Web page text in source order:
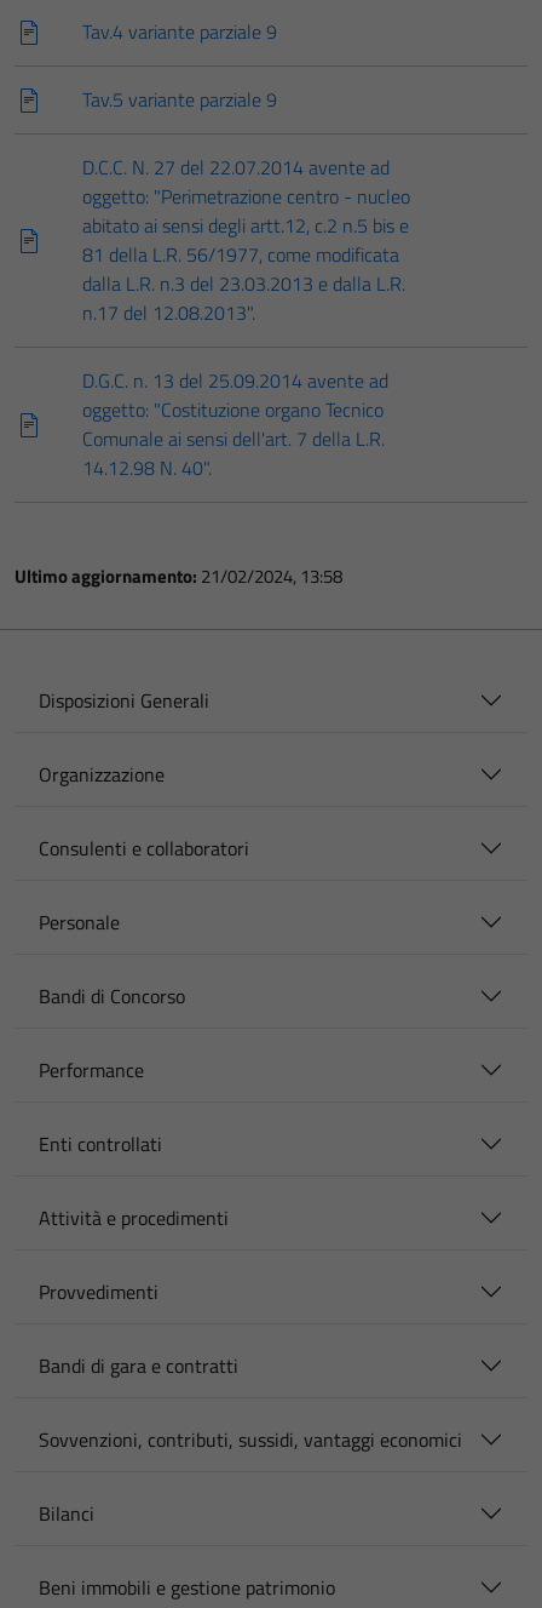
Tav.4 variante parziale 9
Tav.5 variante parziale 9
D.C.C. N. 27 del 22.07.2014 avente ad
oggetto: "Perimetrazione centro - nucleo
abitato ai sensi degli artt.12, c.2 n.5 bis e
81 della L.R. 56/1977, come modificata
dalla L.R. n.3 del 23.03.2013 e dalla L.R.
n.17 del 12.08.2013".
D.G.C. n. 13 del 25.09.2014 avente ad
oggetto: "Costituzione organo Tecnico
Comunale ai sensi dell'art. 7 della L.R.
14.12.98 N. 40".
Ultimo aggiornamento: 21/02/2024, 13:58
Disposizioni Generali
Organizzazione
Consulenti e collaboratori
Personale
Bandi di Concorso
Performance
Enti controllati
Attività e procedimenti
Provvedimenti
Bandi di gara e contratti
Sovvenzioni, contributi, sussidi, vantaggi economici
Bilanci
Beni immobili e gestione patrimonio